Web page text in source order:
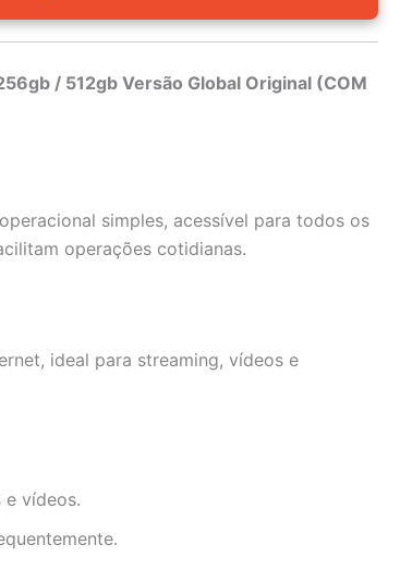
/ 512gb Versão Global Original (COM
simples, acessível para todos os
operações cotidianas.
ideal para streaming, vídeos e
vídeos.